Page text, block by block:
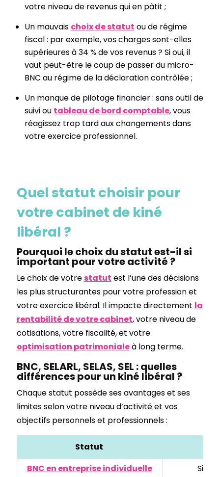
votre niveau de revenus qui en pâtit ;
Un mauvais choix de statut ou de régime
fiscal : par exemple, vos charges sont-elles
supérieures à 34 % de vos revenus ? Si oui, il
vaut peut-être le coup de passer du micro-
BNC au régime de la déclaration contrôlée ;
Un manque de pilotage financier : sans outil de
suivi ou tableau de bord comptable, vous
réagissez trop tard aux changements dans
votre exercice professionnel.
Quel statut choisir pour
votre cabinet de kiné
libéral ?
Pourquoi le choix du statut est-il si
important pour votre activité ?
Le choix de votre statut est l’une des décisions
les plus structurantes pour votre profession et
votre exercice libéral. Il impacte directement la
rentabilité de votre cabinet, votre niveau de
cotisations, votre fiscalité, et votre
optimisation patrimonialeà long terme.
BNC, SELARL, SELAS, SEL : quelles
différences pour un kiné libéral ?
Chaque statut possède ses avantages et ses
limites selon votre niveau d’activité et vos
objectifs personnels et professionnels :
Statut
BNC en entreprise individuelle